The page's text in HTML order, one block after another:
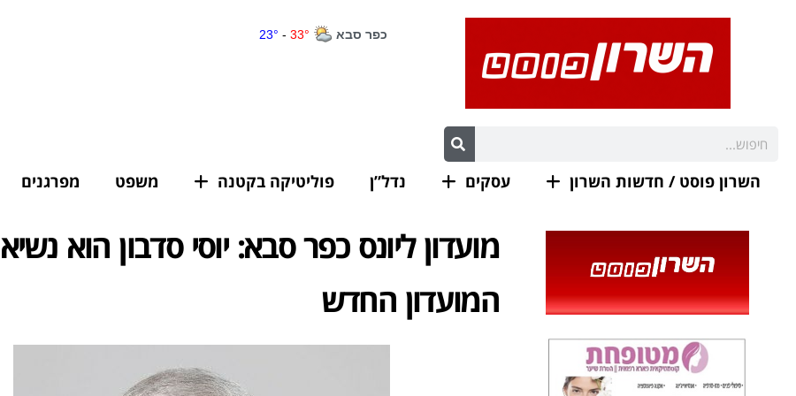
השרון פוסט / חדשות השרון עסקים נדל”ן פוליטיקה בקטנה משפט מפרגנים
מועדון ליונס כפר סבא: יוסי סדבון הוא נשיא
המועדון החדש